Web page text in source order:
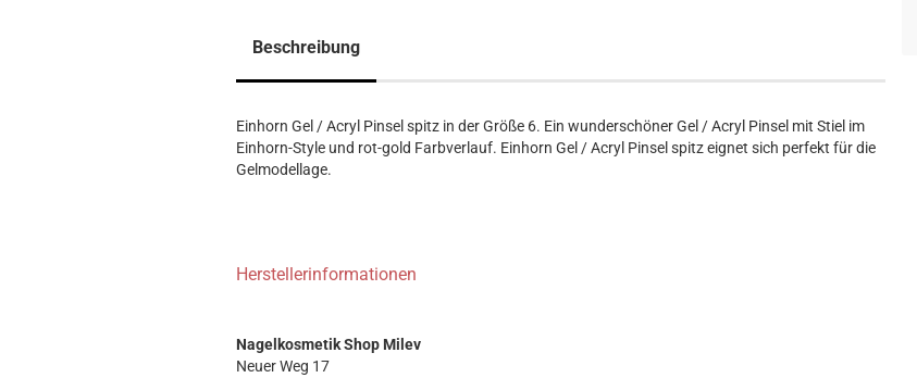
Beschreibung
Einhorn Gel / Acryl Pinsel spitz in der Größe 6. Ein wunderschöner Gel / Acryl Pinsel mit Stiel im
Einhorn-Style und rot-gold Farbverlauf. Einhorn Gel / Acryl Pinsel spitz eignet sich perfekt für die
Gelmodellage.
Herstellerinformationen
Nagelkosmetik Shop Milev
Neuer Weg 17